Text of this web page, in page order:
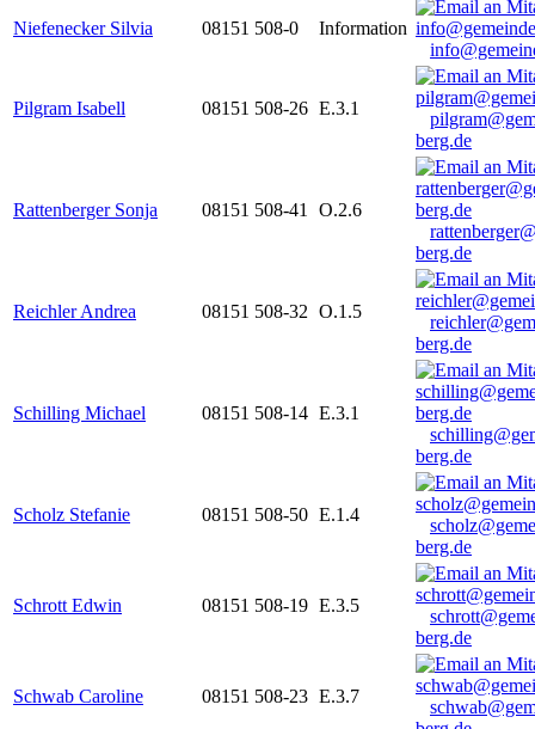
Niefenecker Silvia 08151 508-0
Information
Pilgram Isabell 08151 508-26 E.3.1
berg.de
Rattenberger Sonja 08151 508-41
O.2.6
berg.de
Reichler Andrea 08151 508-32 O.1.5
berg.de
Schilling Michael 08151 508-14 E.3.1
berg.de
Scholz Stefanie 08151 508-50 E.1.4
berg.de
Schrott Edwin 08151 508-19 E.3.5
berg.de
Schwab Caroline 08151 508-23 E.3.7